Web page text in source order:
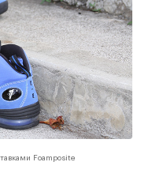
Foamposite